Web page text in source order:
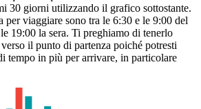
30 giorni utilizzando il grafico sottostante.
per viaggiare sono tra le 6:30 e le 9:00 del
19:00 la sera. Ti preghiamo di tenerlo
il punto di partenza poiché potresti
tempo in più per arrivare, in particolare